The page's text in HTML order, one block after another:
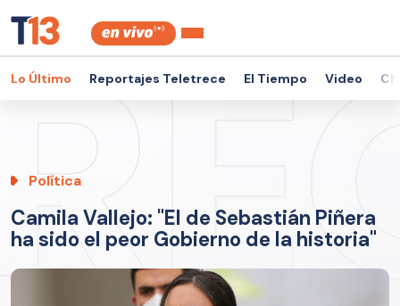
Lo Último Reportajes Teletrece El Tiempo Video
Política
Camila Vallejo: "El de Sebastián Piñera
ha sido el peor Gobierno de la historia"